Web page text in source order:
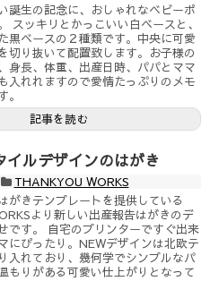
誕生の記念に、おしゃれなベビーポ
スッキリとかっこいい白ベースと、
黒ベースの２種類です。中央に可愛
切り抜いて配置致します。お子様の
身長、体重、出産日時、パパとママ
入れれますので愛情たっぷりのメモ
。
記事を読む
イルデザインのはがき
THANKYOU WORKS
がきテンプレートを提供している
より新しい出産報告はがきのデ
です。 自宅のプリンターですぐ出来
にぴったり。NEWデザインは北欧テ
入れており、幾何学でシンプルなパ
もりがある可愛い仕上がりとなって